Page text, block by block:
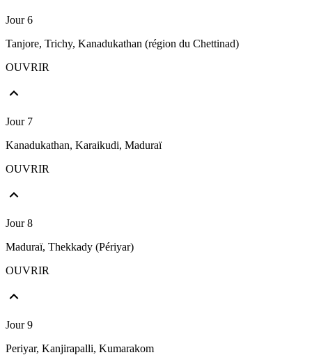
Jour 6
Tanjore, Trichy, Kanadukathan (région du Chettinad)
OUVRIR
Jour 7
Kanadukathan, Karaikudi, Maduraï
OUVRIR
Jour 8
Maduraï, Thekkady (Périyar)
OUVRIR
Jour 9
Periyar, Kanjirapalli, Kumarakom